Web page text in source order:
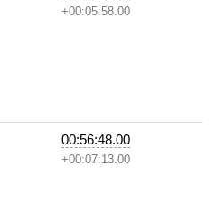
+00:05:58.00
00:56:48.00
+00:07:13.00